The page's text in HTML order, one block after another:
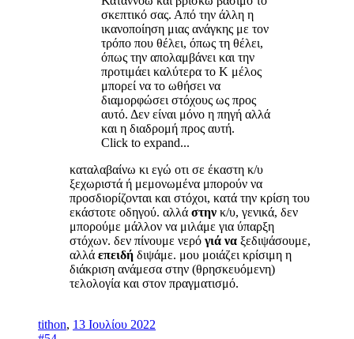
σκεπτικό σας. Από την άλλη η
ικανοποίηση μιας ανάγκης με τον
τρόπο που θέλει, όπως τη θέλει,
όπως την απολαμβάνει και την
προτιμάει καλύτερα το Κ μέλος
μπορεί να το ωθήσει να
διαμορφώσει στόχους ως προς
αυτό. Δεν είναι μόνο η πηγή αλλά
και η διαδρομή προς αυτή.
Click to expand...
καταλαβαίνω κι εγώ οτι σε έκαστη κ/υ
ξεχωριστά ή μεμονωμένα μπορούν να
προσδιορίζονται και στόχοι, κατά την κρίση του
εκάστοτε οδηγού. αλλά στην κ/υ, γενικά, δεν
μπορούμε μάλλον να μιλάμε για ύπαρξη
στόχων. δεν πίνουμε νερό γιά να ξεδιψάσουμε,
αλλά επειδή διψάμε. μου μοιάζει κρίσιμη η
διάκριση ανάμεσα στην (θρησκευόμενη)
τελολογία και στον πραγματισμό.
tithon, 13 Ιουλίου 2022